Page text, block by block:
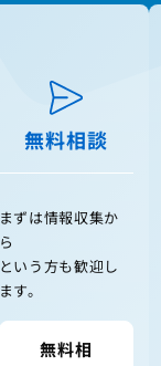
無料相談
まずは情報収集か
ら
という方も歓迎し
ます。
無料相